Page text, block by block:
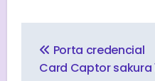
de
entradas
Porta credencial
Card Captor sakura